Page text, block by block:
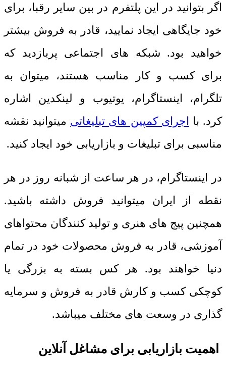
اگر بتوانید در این پلتفرم در بین سایر رقبا، برای
خود جایگاهی ایجاد نمایید، قادر به فروش بیشتر
خواهید بود. شبکه های اجتماعی پربازدید که
برای کسب و کار مناسب هستند، میتوان به
تلگرام، اینستاگرام، یوتیوب و لینکدین اشاره
کرد. با اجرای کمپین های تبلیغاتی میتوانید نقشه
مناسبی برای تبلیغات و بازاریابی خود ایجاد کنید.
در اینستاگرام، در هر ساعت از شبانه روز در هر
نقطه از ایران میتوانید فروش داشته باشید.
همچنین پیج های هنری و تولید کنندگان محتواهای
آموزشی، قادر به فروش محصولات خود در تمام
دنیا خواهند بود. هر کس بسته به بزرگی یا
کوچکی کسب و کارش قادر به فروش و سرمایه
گذاری در وسعت های مختلف میباشد.
اهمیت بازاریابی برای مشاغل آنلاین